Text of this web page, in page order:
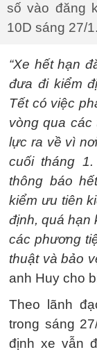
số vào đăng
10D sáng 27/1.
“Xe hết hạn
đưa đi kiểm
Tết có việc
vòng qua các
lực ra về vì
cuối tháng
thông báo
kiểm ưu tiên
định, quá hạn
các phương
thuật và bảo
anh Huy cho
Theo lãnh
trong sáng
định xe vẫn